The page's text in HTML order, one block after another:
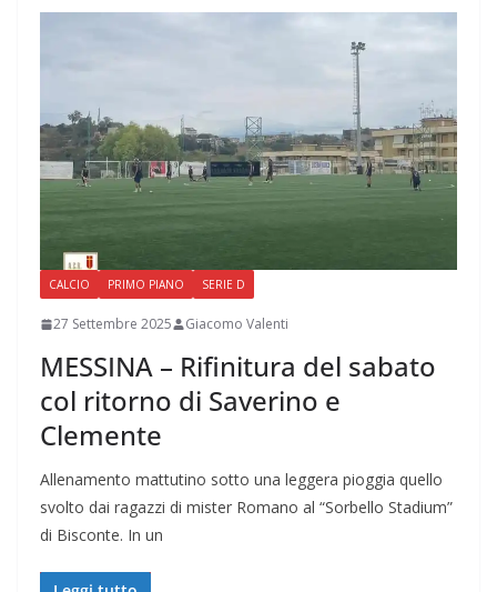
CALCIO PRIMO PIANO SERIE D
27 Settembre 2025 Giacomo Valenti
MESSINA – Rifinitura del sabato
col ritorno di Saverino e
Clemente
Allenamento mattutino sotto una leggera pioggia quello
svolto dai ragazzi di mister Romano al “Sorbello Stadium”
di Bisconte. In un